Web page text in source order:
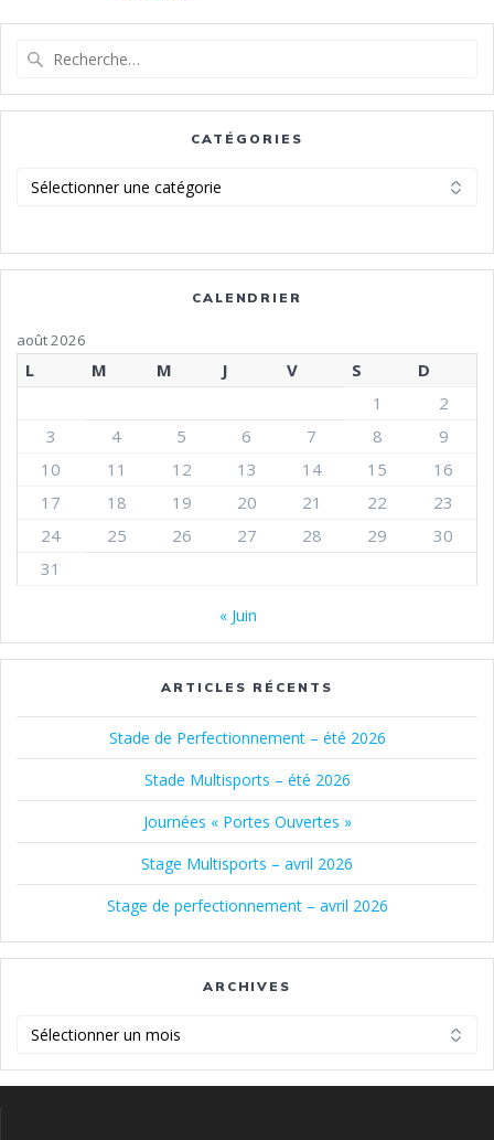
:
CATÉGORIES
CALENDRIER
août 2026
L M M J V S
D
1
2
3
4 5 6 7 8
9
10
11 12 13 14 15
16
17
18 19 20 21 22
23
24
25 26 27 28 29
30
31
« Juin
ARTICLES RÉCENTS
Stade de Perfectionnement – été 2026
Stade Multisports – été 2026
Journées « Portes Ouvertes »
Stage Multisports – avril 2026
Stage de perfectionnement – avril 2026
ARCHIVES